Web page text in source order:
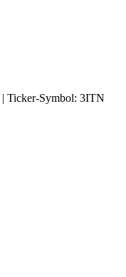
| Ticker-Symbol: 3ITN